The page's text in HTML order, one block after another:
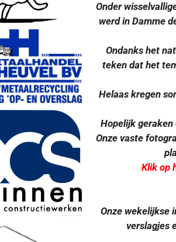
Onder
werd in Damme
Ondanks het
teken dat het
Helaas kregen
Hopelijk geraken
Onze vaste
Klik op
Onze wekelijkse
verslagjes